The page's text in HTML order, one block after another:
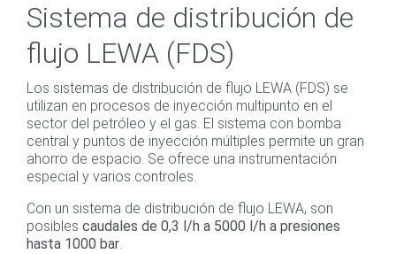
Sistema de distribución de
flujo LEWA (FDS)
Los sistemas de distribución de flujo LEWA (FDS) se
utilizan en procesos de inyección multipunto en el
sector del petróleo y el gas. El sistema con bomba
central y puntos de inyección múltiples permite un gran
ahorro de espacio. Se ofrece una instrumentación
especial y varios controles.
Con un sistema de distribución de flujo LEWA, son
posibles caudales de 0,3 l/h a 5000 l/h a presiones
hasta 1000 bar.